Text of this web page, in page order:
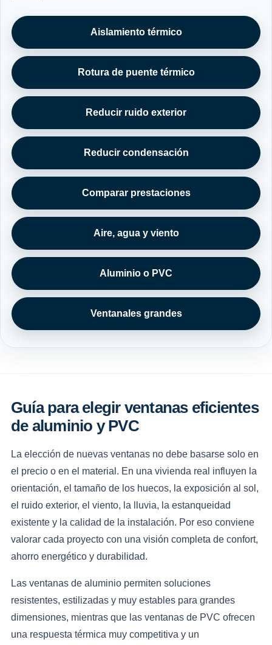
Aislamiento térmico
Rotura de puente térmico
Reducir ruido exterior
Reducir condensación
Comparar prestaciones
Aire, agua y viento
Aluminio o PVC
Ventanales grandes
Guía para elegir ventanas eficientes
de aluminio y PVC
La elección de nuevas ventanas no debe basarse solo en
el precio o en el material. En una vivienda real influyen la
orientación, el tamaño de los huecos, la exposición al sol,
el ruido exterior, el viento, la lluvia, la estanqueidad
existente y la calidad de la instalación. Por eso conviene
valorar cada proyecto con una visión completa de confort,
ahorro energético y durabilidad.
Las ventanas de aluminio permiten soluciones
resistentes, estilizadas y muy estables para grandes
dimensiones, mientras que las ventanas de PVC ofrecen
una respuesta térmica muy competitiva y un